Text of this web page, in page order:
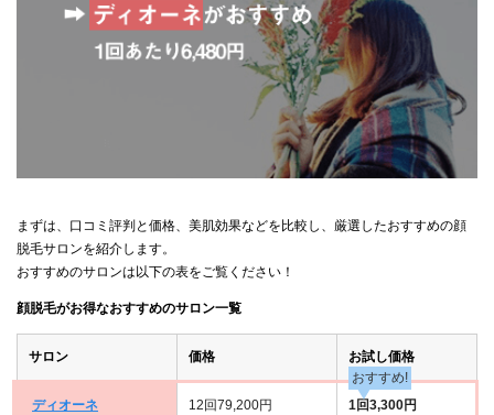
まずは、口コミ評判と価格、美肌効果などを比較し、厳選したおすすめの顔
脱毛サロンを紹介します。
おすすめのサロンは以下の表をご覧ください！
顔脱毛がお得なおすすめのサロン一覧
サロン 価格 お試し価格
ディオーネ 12回79,200円
おすすめ!
1回3,300円